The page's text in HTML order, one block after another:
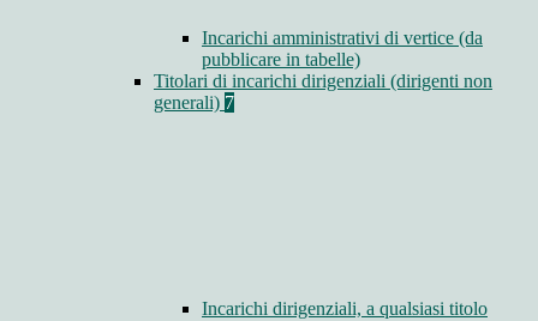
Incarichi amministrativi di vertice (da
pubblicare in tabelle)
Titolari di incarichi dirigenziali (dirigenti non
generali) 7
Incarichi dirigenziali, a qualsiasi titolo